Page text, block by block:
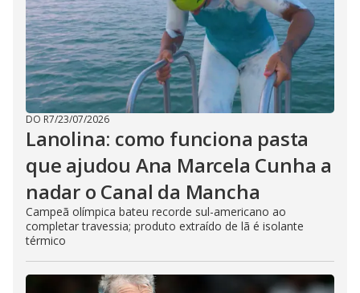
DO R7/23/07/2026
Lanolina: como funciona pasta
que ajudou Ana Marcela Cunha a
nadar o Canal da Mancha
Campeã olímpica bateu recorde sul-americano ao
completar travessia; produto extraído de lã é isolante
térmico